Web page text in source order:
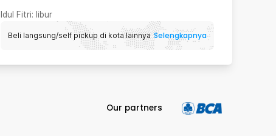
Idul Fitri: libur
Beli langsung/self pickup di kota lainnya Selengkapnya
Our partners